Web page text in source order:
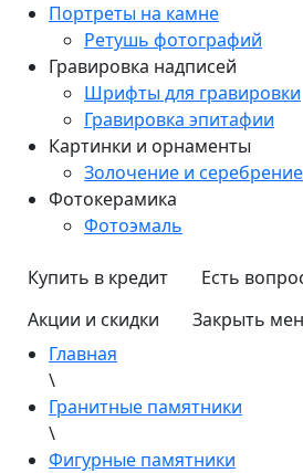
Портреты на камне
Ретушь фотографий
Гравировка надписей
Шрифты для гравировки
Гравировка эпитафии
Картинки и орнаменты
Золочение и серебрение
Фотокерамика
Фотоэмаль
Купить в кредит
Есть
Акции и скидки
Закрыть
Главная
\
Гранитные памятники
\
Фигурные памятники